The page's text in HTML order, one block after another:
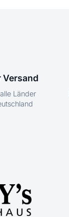
Länder